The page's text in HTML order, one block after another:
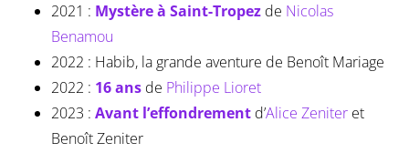
2021 : Mystère à Saint-Tropezde Nicolas
Benamou
2022 : Habib, la grande aventure de Benoît Mariage
2022 : 16 ansde Philippe Lioret
2023 : Avant l’effondrementd’Alice Zeniteret
Benoît Zeniter